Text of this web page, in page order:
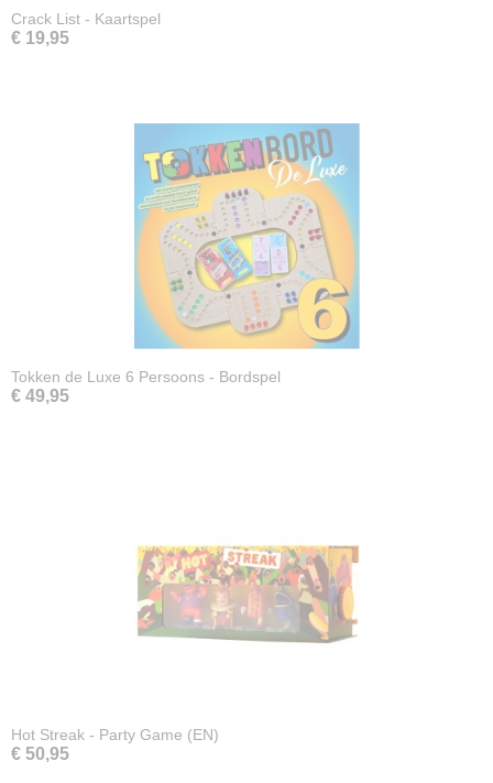
Crack List - Kaartspel
€ 19,95
Tokken de Luxe 6 Persoons - Bordspel
€ 49,95
Hot Streak - Party Game (EN)
€ 50,95